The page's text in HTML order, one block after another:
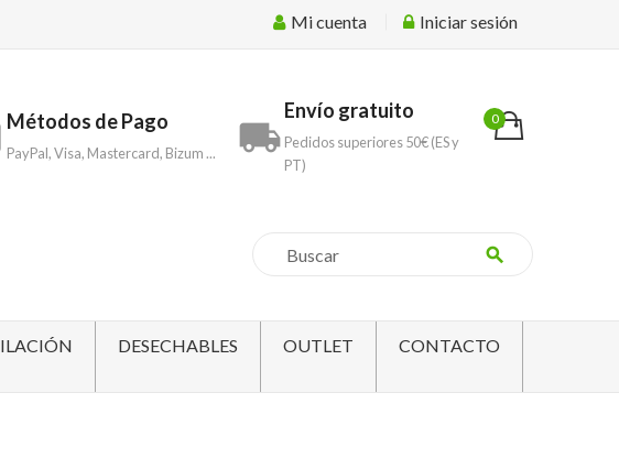
Mi cuenta Iniciar sesión
0
Métodos de Pago
PayPal, Visa, Mastercard, Bizum ... local_shipping
Envío gratuito
Pedidos superiores 50€ (ES y
PT)
search
DESECHABLES OUTLET CONTACTO